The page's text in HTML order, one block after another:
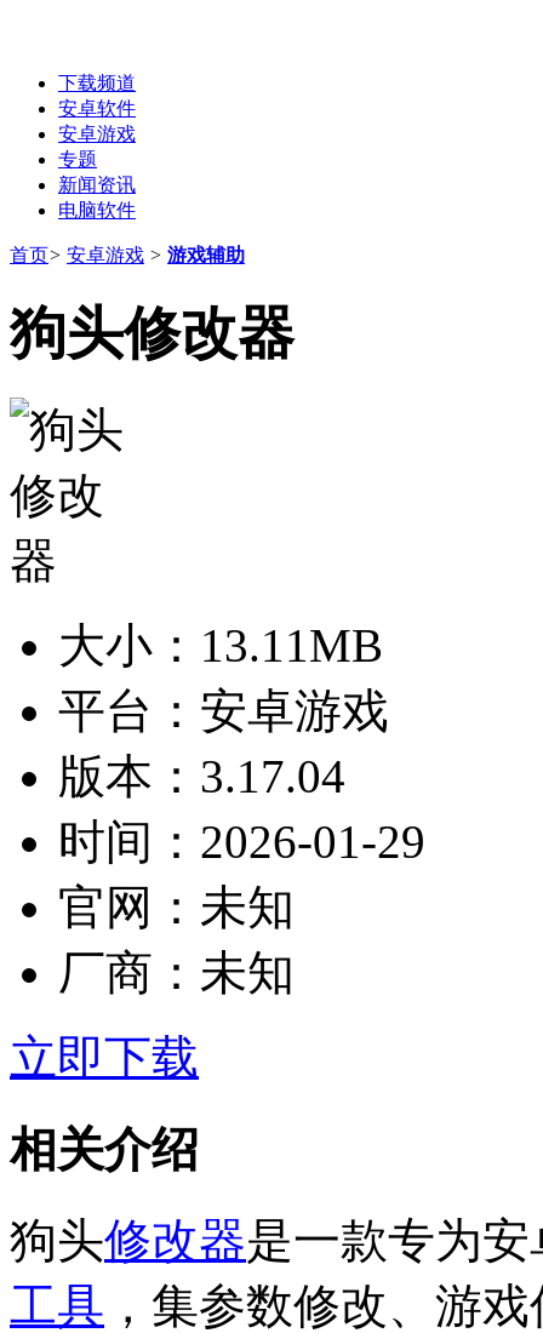
下载频道
安卓软件
安卓游戏
专题
新闻资讯
电脑软件
首页> 安卓游戏 > 游戏辅助
狗头修改器
大小： 13.11MB
平台： 安卓游戏
版本： 3.17.04
时间： 2026-01-29
官网： 未知
厂商： 未知
立即下载
相关介绍
狗头修改器是一款专为
工具 ，集参数修改、游